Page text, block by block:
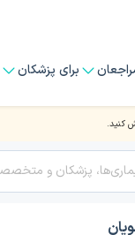
برای پزشکان
کنید.